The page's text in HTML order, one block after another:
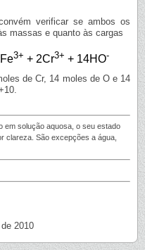
verificar se ambos os
massas e quanto às cargas
3+ + 2Cr3+ + 14HO-
de Cr, 14 moles de O e 14
em solução aquosa, o seu estado
clareza. São excepções a água,
2010